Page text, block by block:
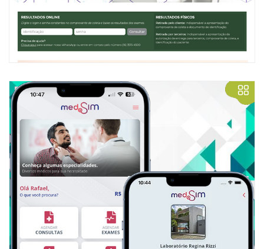
VISITAR
App MedSim
Criação e desenvolvimento completo do aplicativo para
agendamento de exames e consultas médicas.
VISITAR